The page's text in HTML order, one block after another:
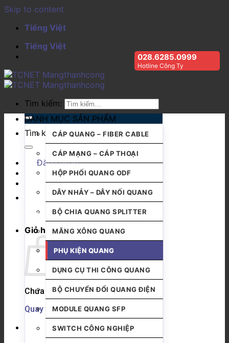
Skip to content
Tiếng Việt
Tiếng Việt
028.6285.0999
Hotline Công Ty
Tìm kiếm:
Tìm kiếm:
Đăng nhập
Giỏ hàng
Chưa có sản phẩm trong giỏ hàng.
Quay trở lại cửa hàng
DANH MỤC SẢN PHẨM
CÁP QUANG – FIBER CABLE
CÁP MẠNG – CÁP THOẠI
HỘP PHỐI QUANG ODF
DÂY NHẢY – DÂY NỐI QUANG
BỘ CHIA QUANG SPLITTER
MĂNG XÔNG QUANG
PHỤ KIỆN QUANG
DỤNG CỤ THI CÔNG QUANG
BỘ CHUYỂN ĐỔI QUANG ĐIỆN
MODULE QUANG SFP
SWITCH CÔNG NGHIỆP